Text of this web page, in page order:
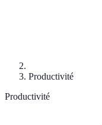
Productivité
Productivité